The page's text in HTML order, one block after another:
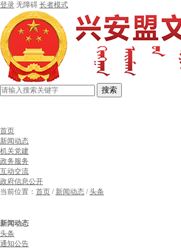
登录 无障碍 长者模式
搜索
首页
新闻动态
机关党建
政务服务
互动交流
政府信息公开
当前位置： 首页 / 新闻动态 /头条
新闻动态
头条
通知公告